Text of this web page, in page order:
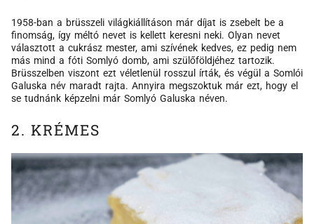
1958-ban a brüsszeli világkiállításon már díjat is zsebelt be a
finomság, így méltó nevet is kellett keresni neki. Olyan nevet
választott a cukrász mester, ami szívének kedves, ez pedig nem
más mind a fóti Somlyó domb, ami szülőföldjéhez tartozik.
Brüsszelben viszont ezt véletlenül rosszul írták, és végül a Somlói
Galuska név maradt rajta. Annyira megszoktuk már ezt, hogy el
se tudnánk képzelni már Somlyó Galuska néven.
2. KRÉMES